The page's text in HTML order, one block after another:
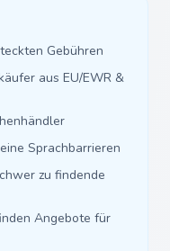
Gebühren
aus EU/EWR &
Sprachbarrieren
zu findende
Angebote für